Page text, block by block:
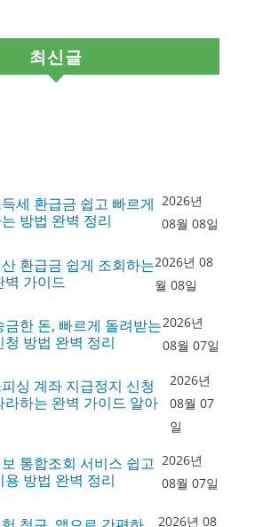
최신글
세 환급금 쉽고 빠르게
방법 완벽 정리
2026년
08월 08일
환급금 쉽게 조회하는
벽 가이드
2026년 08
월 08일
금한 돈, 빠르게 돌려받는
청 방법 완벽 정리
2026년
08월 07일
싱 계좌 지급정지 신청
라하는 완벽 가이드 알아
2026년
08월 07
일
통합조회 서비스 쉽고
용 방법 완벽 정리
2026년
08월 07일
2026년 08